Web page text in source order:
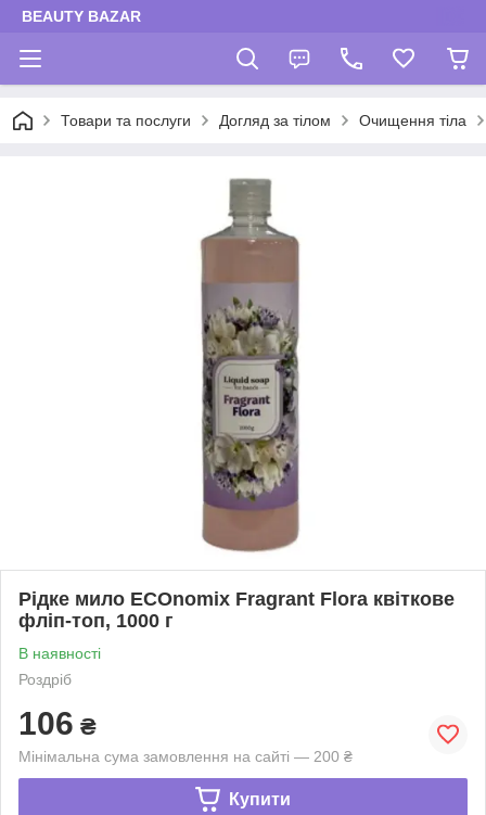
BEAUTY BAZAR
Товари та послуги Догляд за тілом Очищення тіла
Рідке мило ECOnomix Fragrant Flora квіткове
фліп-топ, 1000 г
В наявності
Роздріб
106 ₴
Мінімальна сума замовлення на сайті — 200 ₴
Купити